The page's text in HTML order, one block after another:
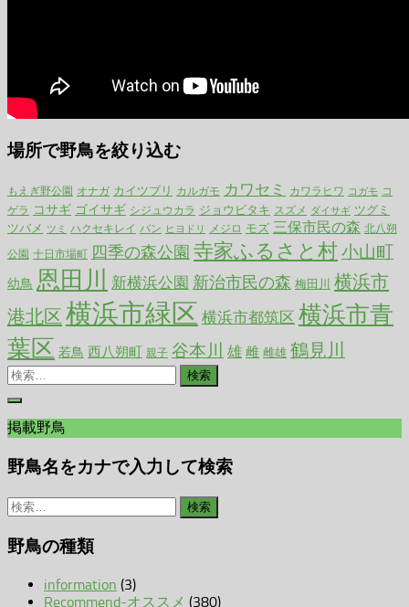
場所で野鳥を絞り込む
もえぎ野公園 オナガ カイツブリ カルガモ カワセミ カワラヒワ コガモ コ
ゲラ コサギ ゴイサギ シジュウカラ ジョウビタキ スズメ ダイサギ ツグミ
ツバメ ツミ ハクセキレイ バン ヒヨドリ メジロ モズ 三保市民の森 北八朔
公園 十日市場町 四季の森公園 寺家ふるさと村小山町
幼鳥 恩田川 新横浜公園 新治市民の森 梅田川 横浜市
港北区 横浜市緑区 横浜市都筑区 横浜市青
葉区 若鳥 西八朔町 親子 谷本川 雄 雌 雌雄 鶴見川
検
掲載野鳥
野鳥名をカナで入力して検索
検
野鳥の種類
information (3)
Recommend-オススメ (380)